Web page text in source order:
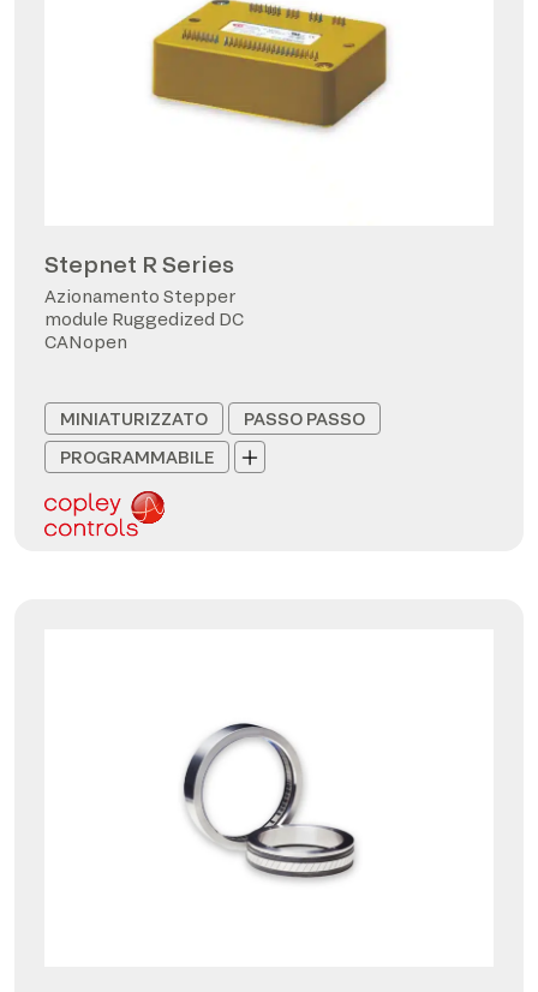
Stepnet R Series
Azionamento Stepper
module Ruggedized DC
CANopen
MINIATURIZZATO
PASSO PASSO
PROGRAMMABILE